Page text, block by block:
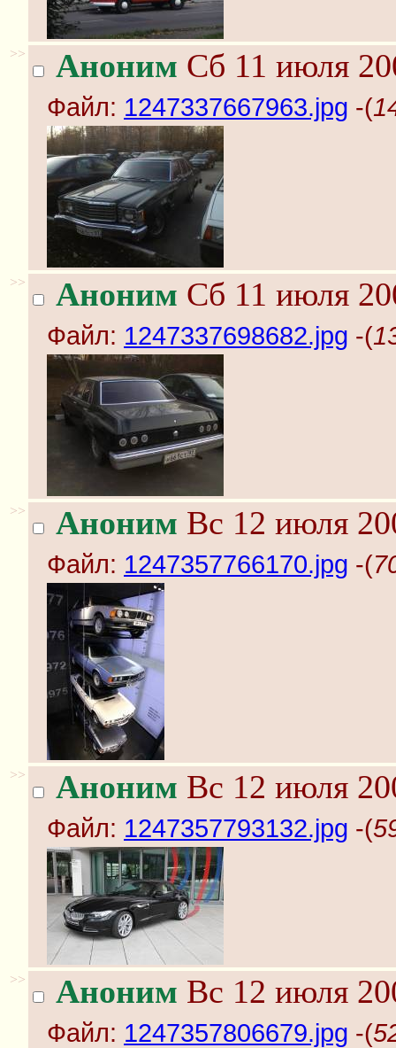
>> Аноним Сб 11 июля
Файл: 1247337667963.jpg -(
>> Аноним Сб 11 июля
Файл: 1247337698682.jpg -(
>> Аноним Вс 12 июля
Файл: 1247357766170.jpg -(
>> Аноним Вс 12 июля
Файл: 1247357793132.jpg -(
>> Аноним Вс 12 июля
Файл: 1247357806679.jpg -(